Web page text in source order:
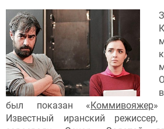
был показан « Коммивояжер
Известный иранский